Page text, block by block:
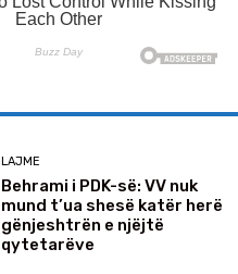
LAJME
Behrami i PDK-së: VV nuk
mund t’ua shesë katër herë
gënjeshtrën e njëjtë
qytetarëve